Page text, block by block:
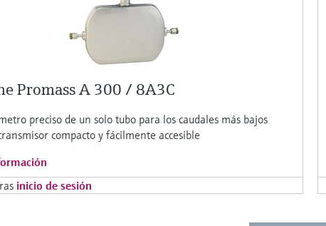
Promass A 300 / 8A3C
preciso de un solo tubo para los caudales más bajos
compacto y fácilmente accesible
inicio de sesión